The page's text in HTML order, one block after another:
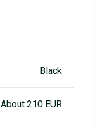
Black
About 210 EUR